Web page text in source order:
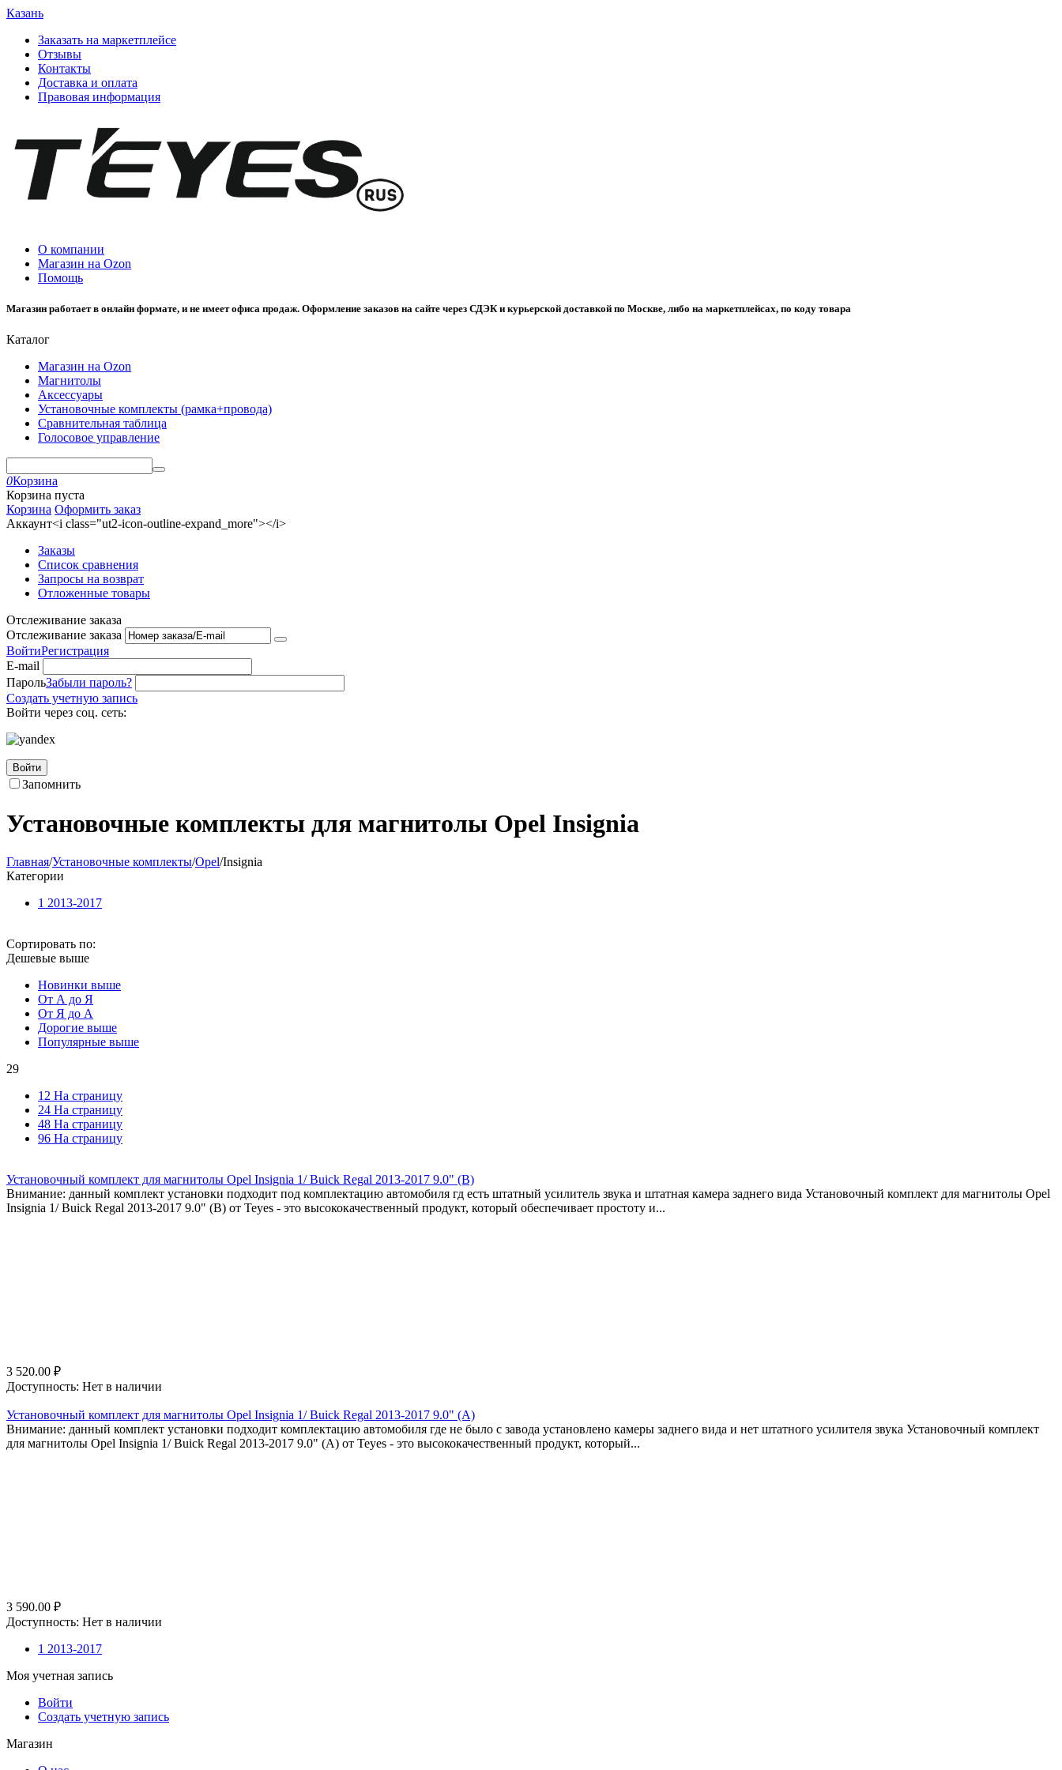
Казань
Заказать на маркетплейсе
Отзывы
Контакты
Доставка и оплата
Правовая информация
О компании
Магазин на Ozon
Помощь
Магазин работает в онлайн формате, и не имеет офиса продаж. Оформление заказов на сайте через СДЭК и курьерской доставкой по Москве, либо на маркетплейсах, по коду товара
Каталог
Магазин на Ozon
Магнитолы
Аксессуары
Установочные комплекты (рамка+провода)
Сравнительная таблица
Голосовое управление
0Корзина
Корзина пуста
Корзина Оформить заказ
Аккаунт<i class="ut2-icon-outline-expand_more"></i>
Заказы
Список сравнения
Запросы на возврат
Отложенные товары
Отслеживание заказа
Отслеживание заказа
ВойтиРегистрация
E-mail
ПарольЗабыли пароль?
Создать учетную запись
Войти через соц. сеть:
Войти
Запомнить
Установочные комплекты для магнитолы Opel Insignia
Главная/Установочные комплекты/Opel/Insignia
Категории
1 2013-2017
Сортировать по:
Дешевые выше
Новинки выше
От А до Я
От Я до А
Дорогие выше
Популярные выше
29
12 На страницу
24 На страницу
48 На страницу
96 На страницу
Установочный комплект для магнитолы Opel Insignia 1/ Buick Regal 2013-2017 9.0" (B)
Внимание: данный комплект установки подходит под комплектацию автомобиля гд есть штатный усилитель звука и штатная камера заднего вида Установочный комплект для магнитолы Opel
Insignia 1/ Buick Regal 2013-2017 9.0" (B) от Teyes - это высококачественный продукт, который обеспечивает простоту и...
3 520.00 ₽
Доступность: Нет в наличии
Установочный комплект для магнитолы Opel Insignia 1/ Buick Regal 2013-2017 9.0" (A)
Внимание: данный комплект установки подходит комплектацию автомобиля где не было с завода установлено камеры заднего вида и нет штатного усилителя звука Установочный комплект
для магнитолы Opel Insignia 1/ Buick Regal 2013-2017 9.0" (A) от Teyes - это высококачественный продукт, который...
3 590.00 ₽
Доступность: Нет в наличии
1 2013-2017
Моя учетная запись
Войти
Создать учетную запись
Магазин